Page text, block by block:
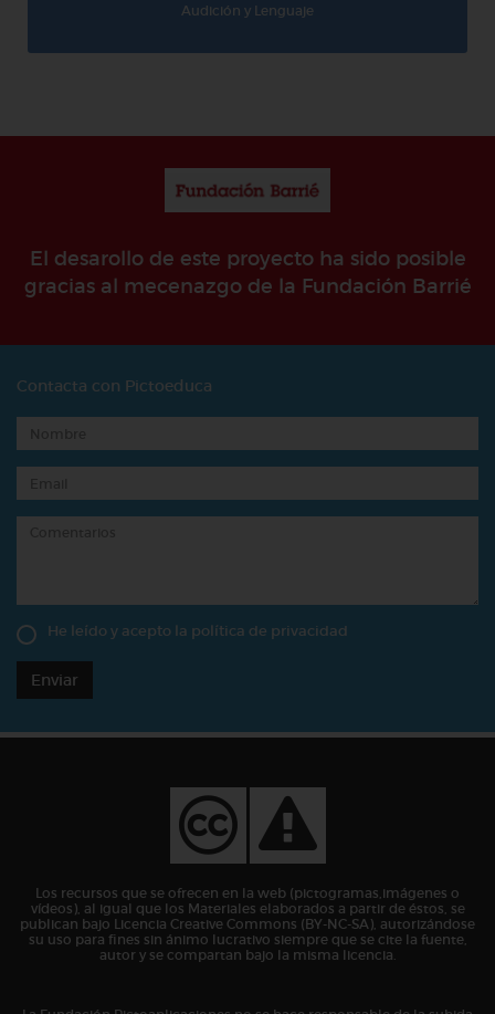
Audición y Lenguaje
El desarollo de este proyecto ha sido posible
gracias al mecenazgo de la Fundación Barrié
Contacta con Pictoeduca
He leído y acepto la política de privacidad
Enviar
Los recursos que se ofrecen en la web (pictogramas,imágenes o
vídeos), al igual que los Materiales elaborados a partir de éstos, se
publican bajo Licencia Creative Commons (BY-NC-SA), autorizándose
su uso para fines sin ánimo lucrativo siempre que se cite la fuente,
autor y se compartan bajo la misma licencia.